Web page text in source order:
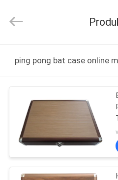
HAUSE
PRODUKTE
ÜBER
UNS
Sports
Ltd..
Reserved.
ping pong bat case online